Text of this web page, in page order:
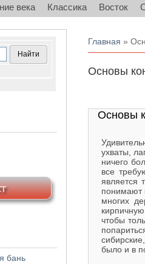
века Классика Восток
Вы здесь
Главная »
Основы
Основы
ухваты,
ничего
все
является
понимают
многих
чтобы
было и в
бань